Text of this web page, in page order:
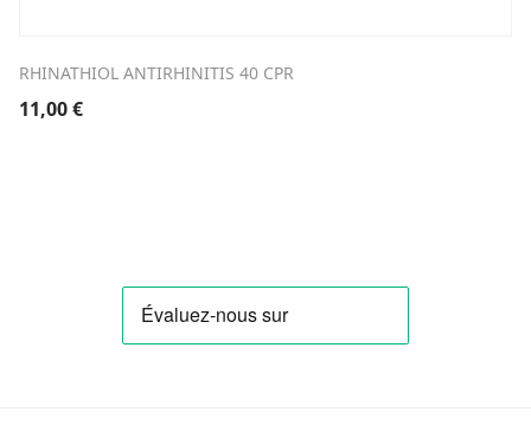
RHINATHIOL ANTIRHINITIS 40 CPR
11,00€